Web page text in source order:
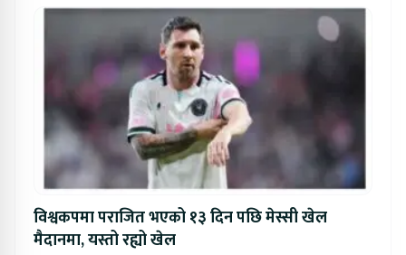
विश्वकपमा पराजित भएको १३ दिन पछि मेस्सी खेल
मैदानमा, यस्तो रह्यो खेल